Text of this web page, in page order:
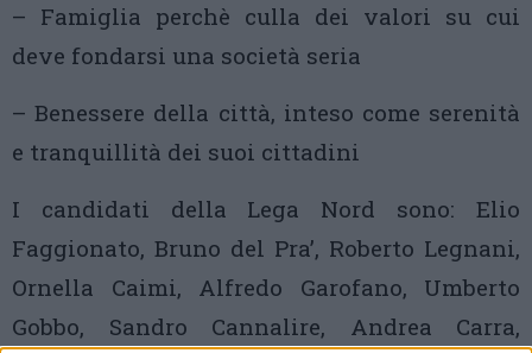
– Famiglia perchè culla dei valori su cui
deve fondarsi una società seria
– Benessere della città, inteso come serenità
e tranquillità dei suoi cittadini
I candidati della Lega Nord sono: Elio
Faggionato, Bruno del Pra’, Roberto Legnani,
Ornella Caimi, Alfredo Garofano, Umberto
Gobbo, Sandro Cannalire, Andrea Carra,